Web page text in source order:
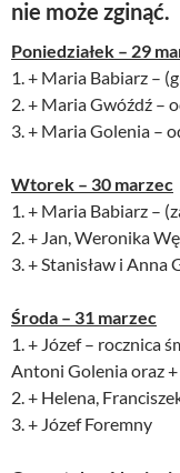
nie może zginąć.
Poniedziałek – 29
1. + Maria Babiarz –
2. + Maria Gwóźdź –
3. + Maria Golenia –
Wtorek – 30 marzec
1. + Maria Babiarz –
2. + Jan, Weronika
3. + Stanisław i Anna
Środa – 31 marzec
1. + Józef – rocznica
Antoni Golenia oraz
2. + Helena,
3. + Józef Foremny